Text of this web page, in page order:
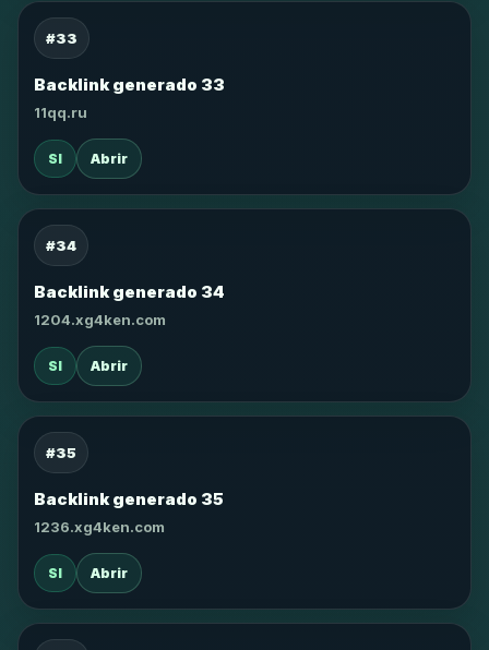
#33
Backlink generado 33
11qq.ru
SI Abrir
#34
Backlink generado 34
1204.xg4ken.com
SI Abrir
#35
Backlink generado 35
1236.xg4ken.com
SI Abrir